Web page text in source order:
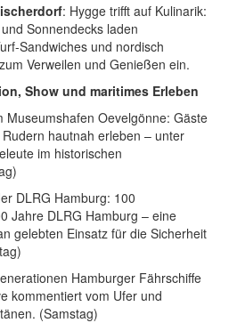
: Hygge trifft auf Kulinarik:
Sonnendecks laden
Sandwiches und nordisch
Verweilen und Genießen ein.
Show und maritimes Erleben
Museumshafen Oevelgönne: Gäste
hautnah erleben – unter
im historischen
DLRG Hamburg: 100
Jahre DLRG Hamburg – eine
gelebten Einsatz für die Sicherheit
Hamburger Fährschiffe
kommentiert vom Ufer und
(Samstag)